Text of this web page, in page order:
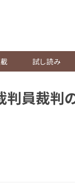
試し読み
員裁判